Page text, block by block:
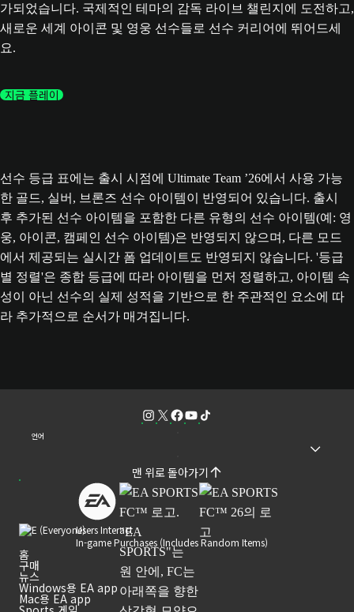
가되었습니다. 국제적인 테마의 감독 라이브 챌린지에 도전하고,
새로운 세계 아이콘 및 영웅 선수들로 선수 커리어에 뛰어드세
요.
지금 플레이
선수 등급 표에는 출시 시점에 Ultimate Team ’26에서 사용 가능
한 골드, 실버, 브론즈 선수 아이템이 반영되어 있습니다. 출시
후 추가된 선수 아이템을 포함한 다른 유형의 선수 아이템(예: 영
웅, 아이콘, 캠페인 선수 아이템)은 반영되지 않으며, 다른 모드
에서 제공되는 실시간 폼 업데이트도 반영되지 않습니다. '등급
별 정렬'은 종합 등급에 따라 아이템을 먼저 정렬하고, 아이템 속
성이 아닌 선수의 실제 성적을 기반으로 한 주관적인 요소에 따
라 추가적으로 순서가 매겨집니다.
언어
맨 위로 돌아가기
Users Interact
In-game Purchases (Includes Random Items)
홈
구매
뉴스
Windows용 EA app
Mac용 EA app